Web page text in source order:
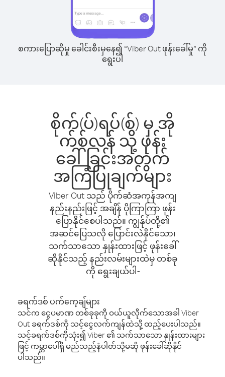
စကားပြောဆိုမှု ခေါင်းစီးမှနေ၍ “Viber Out ဖုန်းခေါ်မှု” ကို
ရွေးပါ
စိုက်(ပ်)ရပ်(စ်) မှ အို
က်စ်လန် သို့ ဖုန်း
ခေါ်ခြင်းအတွက်
အကြံပြုချက်များ
Viber Out သည် ပိုက်ဆံအကုန်အကျ
နည်းနည်းဖြင့် အချိန် ပိုကြာကြာ ဖုန်း
ပြောနိုင်စေပါသည်။ ကျွန်ုပ်တို့၏
အဆင်ပြေသလို ပြောင်းလဲနိုင်သော၊
သက်သာသော နှုန်းထားဖြင့် ဖုန်းခေါ်
ဆိုနိုင်သည့် နည်းလမ်းများထဲမှ တစ်ခု
ကို ရွေးချယ်ပါ-
ခရက်ဒစ် ပက်ကေ့ချ်များ
သင်က ငွေပမာဏ တစ်ခုခုကို ဝယ်ယူလိုက်သောအခါ Viber
Out ခရက်ဒစ်ကို သင့်ငွေလက်ကျန်ထဲသို့ ထည့်ပေးပါသည်။
သင့်ခရက်ဒစ်ကိုသုံး၍ Viber ၏ သက်သာသော နှုန်းထားများ
ဖြင့် ကမ္ဘာပေါ်ရှိ မည်သည့်နံပါတ်သို့မဆို ဖုန်းခေါ်ဆိုနိုင်
ပါသည်။